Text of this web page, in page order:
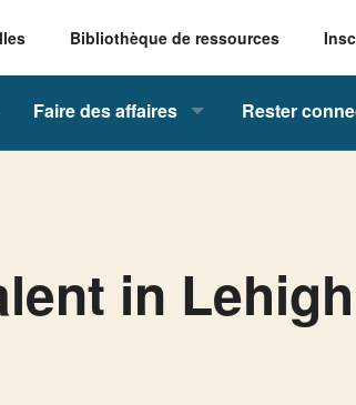
Bibliothèque de ressources
Faire des affaires Rester
in